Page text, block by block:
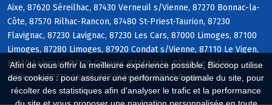
Afin de vous offrir la meilleure expérience possible, Biocoop utilise
des cookies : pour assurer une performance optimale du site, pour
récolter des statistiques afin d'analyser le trafic et la performance
Aixe, 87620 Séreilhac, 87430 Verneuil s/Vienne, 87270 Bonnac-la-
Côte, 87570 Rilhac-Rancon, 87480 St-Priest-Taurion, 87230
Flavignac, 87230 Lavignac, 87230 Les Cars, 87000 Limoges, 87100
Limoges, 87280 Limoges, 87920 Condat s/Vienne, 87110 Le Vigen,
87110 Solignac, 87270 Couzeix, 87170 Isle, 87410 Le Palais
s/Vienne, 87220 Aureil, 87220 Feytiat, 87350 Panazol